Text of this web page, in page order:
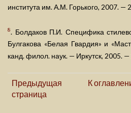
института им. А.М. Горького, 2007. —
8. Болдаков П.И. Специфика
Булгакова «Белая Гвардия» и
канд. филол. наук. — Иркутск, 2005. —
Предыдущая
страница
К